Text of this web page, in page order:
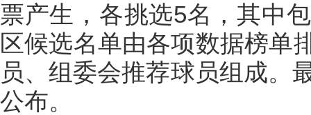
票产生，各挑选5名，其中
区候选名单由各项数据榜单
员、组委会推荐球员组成。
公布。